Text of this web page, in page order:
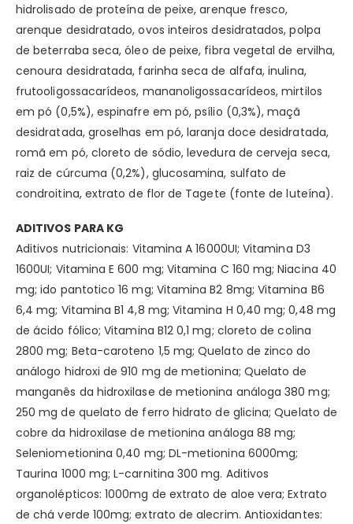
hidrolisado de proteína de peixe, arenque fresco,
arenque desidratado, ovos inteiros desidratados, polpa
de beterraba seca, óleo de peixe, fibra vegetal de ervilha,
cenoura desidratada, farinha seca de alfafa, inulina,
frutooligossacarídeos, mananoligossacarídeos, mirtilos
em pó (0,5%), espinafre em pó, psílio (0,3%), maçã
desidratada, groselhas em pó, laranja doce desidratada,
romã em pó, cloreto de sódio, levedura de cerveja seca,
raiz de cúrcuma (0,2%), glucosamina, sulfato de
condroitina, extrato de flor de Tagete (fonte de luteína).
ADITIVOS PARA KG
Aditivos nutricionais: Vitamina A 16000UI; Vitamina D3
1600UI; Vitamina E 600 mg; Vitamina C 160 mg; Niacina 40
mg; ido pantotico 16 mg; Vitamina B2 8mg; Vitamina B6
6,4 mg; Vitamina B1 4,8 mg; Vitamina H 0,40 mg; 0,48 mg
de ácido fólico; Vitamina B12 0,1 mg; cloreto de colina
2800 mg; Beta-caroteno 1,5 mg; Quelato de zinco do
análogo hidroxi de 910 mg de metionina; Quelato de
manganês da hidroxilase de metionina análoga 380 mg;
250 mg de quelato de ferro hidrato de glicina; Quelato de
cobre da hidroxilase de metionina análoga 88 mg;
Seleniometionina 0,40 mg; DL-metionina 6000mg;
Taurina 1000 mg; L-carnitina 300 mg. Aditivos
organolépticos: 1000mg de extrato de aloe vera; Extrato
de chá verde 100mg; extrato de alecrim. Antioxidantes: